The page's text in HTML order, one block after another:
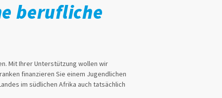
berufliche
Mit Ihrer Unterstützung wollen wir
finanzieren Sie einem Jugendlichen
im südlichen Afrika auch tatsächlich